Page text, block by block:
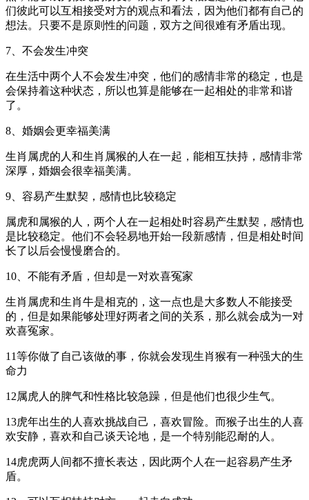
们彼此可以互相接受对方的观点和看法，因为他们都有自己的
想法。只要不是原则性的问题，双方之间很难有矛盾出现。
7、不会发生冲突
在生活中两个人不会发生冲突，他们的感情非常的稳定，也是
会保持着这种状态，所以也算是能够在一起相处的非常和谐
了。
8、婚姻会更幸福美满
生肖属虎的人和生肖属猴的人在一起，能相互扶持，感情非常
深厚，婚姻会很幸福美满。
9、容易产生默契，感情也比较稳定
属虎和属猴的人，两个人在一起相处时容易产生默契，感情也
是比较稳定。他们不会轻易地开始一段新感情，但是相处时间
长了以后会慢慢磨合的。
10、不能有矛盾，但却是一对欢喜冤家
生肖属虎和生肖牛是相克的，这一点也是大多数人不能接受
的，但是如果能够处理好两者之间的关系，那么就会成为一对
欢喜冤家。
11等你做了自己该做的事，你就会发现生肖猴有一种强大的生
命力
12属虎人的脾气和性格比较急躁，但是他们也很少生气。
13虎年出生的人喜欢挑战自己，喜欢冒险。而猴子出生的人喜
欢安静，喜欢和自己谈天论地，是一个特别能忍耐的人。
14虎虎两人间都不擅长表达，因此两个人在一起容易产生矛
盾。